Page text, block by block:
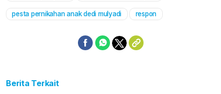
pesta pernikahan anak dedi mulyadi respon
Berita Terkait